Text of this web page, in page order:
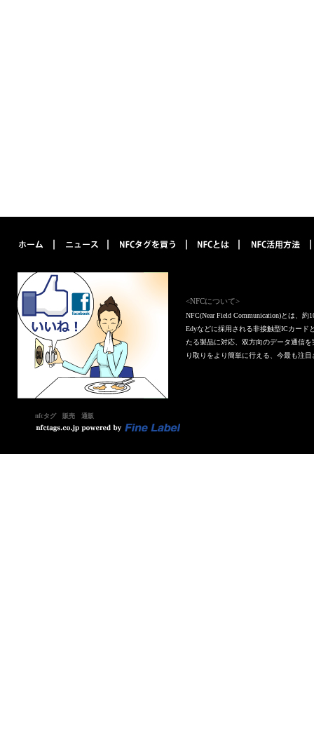
<NFCについて>
NFC(Near Field Communication)とは、
Edyなどに採用される非接触型ICカード
たる製品に対応、双方向のデータ通信
り取りをより簡単に行える、今最も注
nfcタグ 販売 通販